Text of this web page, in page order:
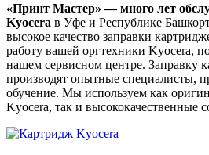
«Принт Мастер» — много лет
Kyocera в Уфе и Республике
высокое качество заправки
работу вашей оргтехники Kyocera,
нашем сервисном центре. Заправку
производят опытные специалисты,
обучение. Мы используем как
Kyocera, так и высококачественные